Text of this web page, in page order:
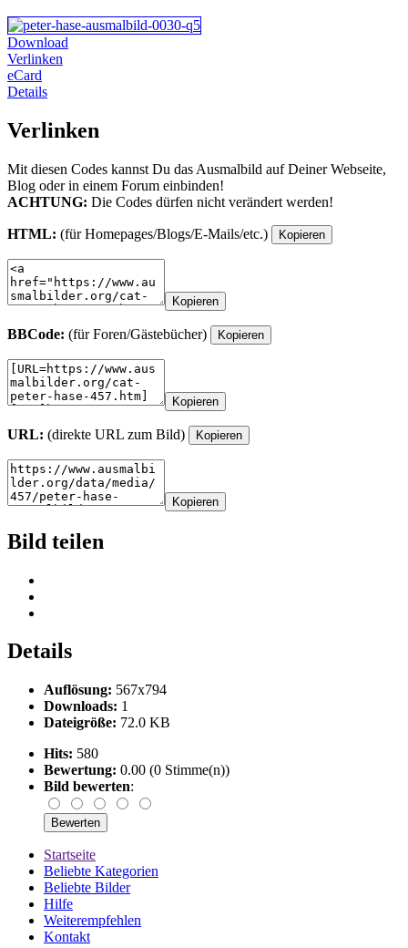
Download
Verlinken
eCard
Details
Verlinken
Mit diesen Codes kannst Du das Ausmalbild auf Deiner Webseite,
Blog oder in einem Forum einbinden!
ACHTUNG: Die Codes dürfen nicht verändert werden!
HTML: (für Homepages/Blogs/E-Mails/etc.) Kopieren
Kopieren
BBCode: (für Foren/Gästebücher) Kopieren
Kopieren
URL: (direkte URL zum Bild) Kopieren
Kopieren
Bild teilen
Details
Auflösung: 567x794
Downloads: 1
Dateigröße: 72.0 KB
Hits: 580
Bewertung: 0.00 (0 Stimme(n))
Bild bewerten:
Startseite
Beliebte Kategorien
Beliebte Bilder
Hilfe
Weiterempfehlen
Kontakt